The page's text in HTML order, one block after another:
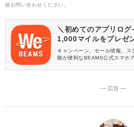
接お問い合わせください。
＼初めてのアプリログ
1,000マイルをプレゼ
キャンペーン、セール情報、
能が便利なBEAMS公式スマホ
― 広告 ―